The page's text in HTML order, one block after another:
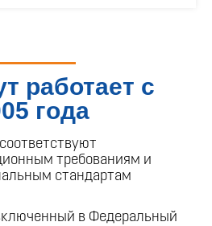
работает с
года
требованиям и
стандартам
в Федеральный